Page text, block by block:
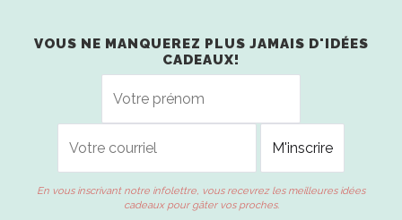
VOUS NE MANQUEREZ PLUS JAMAIS D'IDÉES
CADEAUX!
En vous inscrivant notre infolettre, vous recevrez les meilleures idées
cadeaux pour gâter vos proches.